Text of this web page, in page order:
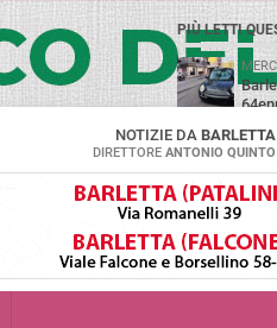
NOTIZIE DA BARLETTA
DIRETTORE ANTONIO QUINTO
PIÙ LETTI
Il
separavano
Jova
Beni